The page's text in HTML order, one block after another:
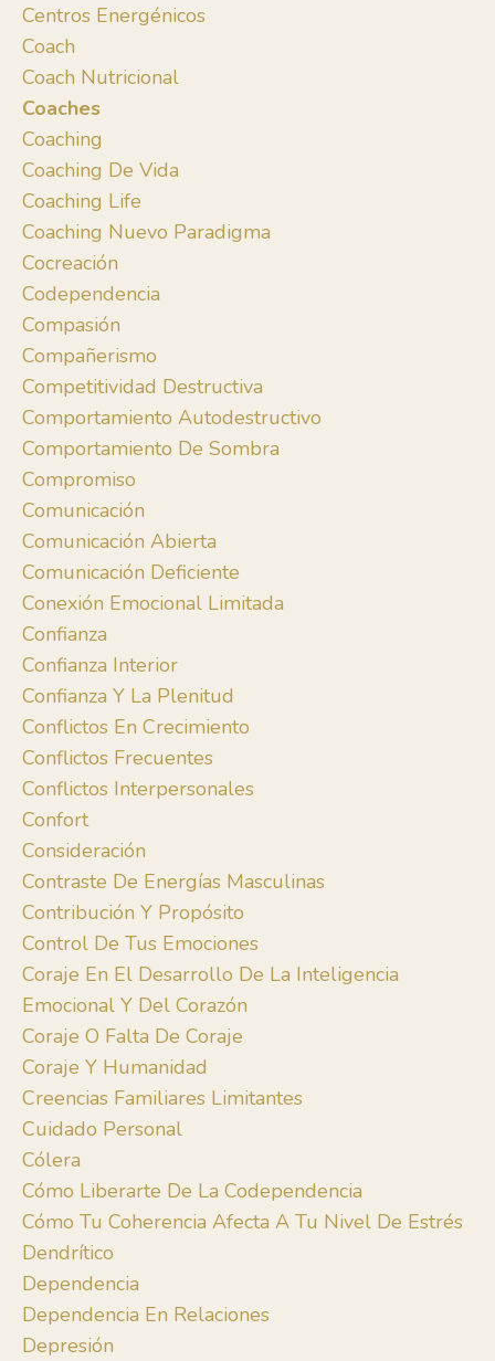
Centros Energénicos
Coach
Coach Nutricional
Coaches
Coaching
Coaching De Vida
Coaching Life
Coaching Nuevo Paradigma
Cocreación
Codependencia
Compasión
Compañerismo
Competitividad Destructiva
Comportamiento Autodestructivo
Comportamiento De Sombra
Compromiso
Comunicación
Comunicación Abierta
Comunicación Deficiente
Conexión Emocional Limitada
Confianza
Confianza Interior
Confianza Y La Plenitud
Conflictos En Crecimiento
Conflictos Frecuentes
Conflictos Interpersonales
Confort
Consideración
Contraste De Energías Masculinas
Contribución Y Propósito
Control De Tus Emociones
Coraje En El Desarrollo De La Inteligencia
Emocional Y Del Corazón
Coraje O Falta De Coraje
Coraje Y Humanidad
Creencias Familiares Limitantes
Cuidado Personal
Cólera
Cómo Liberarte De La Codependencia
Cómo Tu Coherencia Afecta A Tu Nivel De Estrés
Dendrítico
Dependencia
Dependencia En Relaciones
Depresión